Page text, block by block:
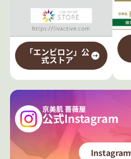
「エンビロン」公
式ストア
京美肌 薔薇屋
公式Instagram
Instagram